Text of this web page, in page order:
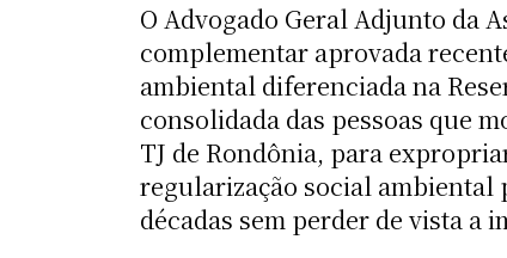
O Advogado Geral Adjunto da
complementar aprovada
ambiental diferenciada na
consolidada das pessoas que
TJ de Rondônia, para
regularização social ambiental
décadas sem perder de vista